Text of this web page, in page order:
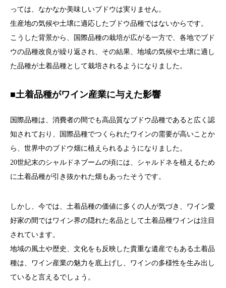
っては、なかなか美味しいブドウは実りません。
生産地の気候や土壌に適応したブドウ品種ではないからです。
こうした背景から、国際品種の栽培が広がる一方で、各地でブド
ウの品種改良が繰り返され、その結果、地域の気候や土壌に適し
た品種が土着品種として栽培されるようになりました。
■土着品種がワイン産業に与えた影響
国際品種は、消費者の間でも高品質なブドウ品種であると広く認
知されており、国際品種でつくられたワインの需要が高いことか
ら、世界中のブドウ畑に植えられるようになりました。
20世紀末のシャルドネブームの頃には、シャルドネを植えるため
に土着品種が引き抜かれた畑もあったそうです。
しかし、今では、土着品種の価値に多くの人が気づき、ワイン愛
好家の間ではワイン界の隠れた名品として土着品種ワインは注目
されています。
地域の風土や歴史、文化をも反映した貴重な遺産でもある土着品
種は、ワイン産業の魅力を底上げし、ワインの多様性を生み出し
ていると言えるでしょう。